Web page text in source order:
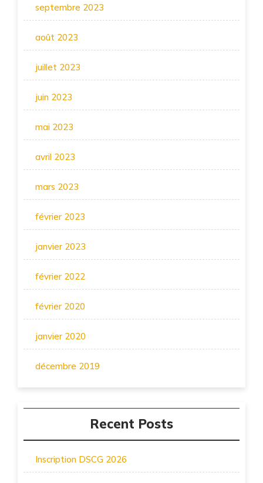
septembre 2023
août 2023
juillet 2023
juin 2023
mai 2023
avril 2023
mars 2023
février 2023
janvier 2023
février 2022
février 2020
janvier 2020
décembre 2019
Recent Posts
Inscription DSCG 2026